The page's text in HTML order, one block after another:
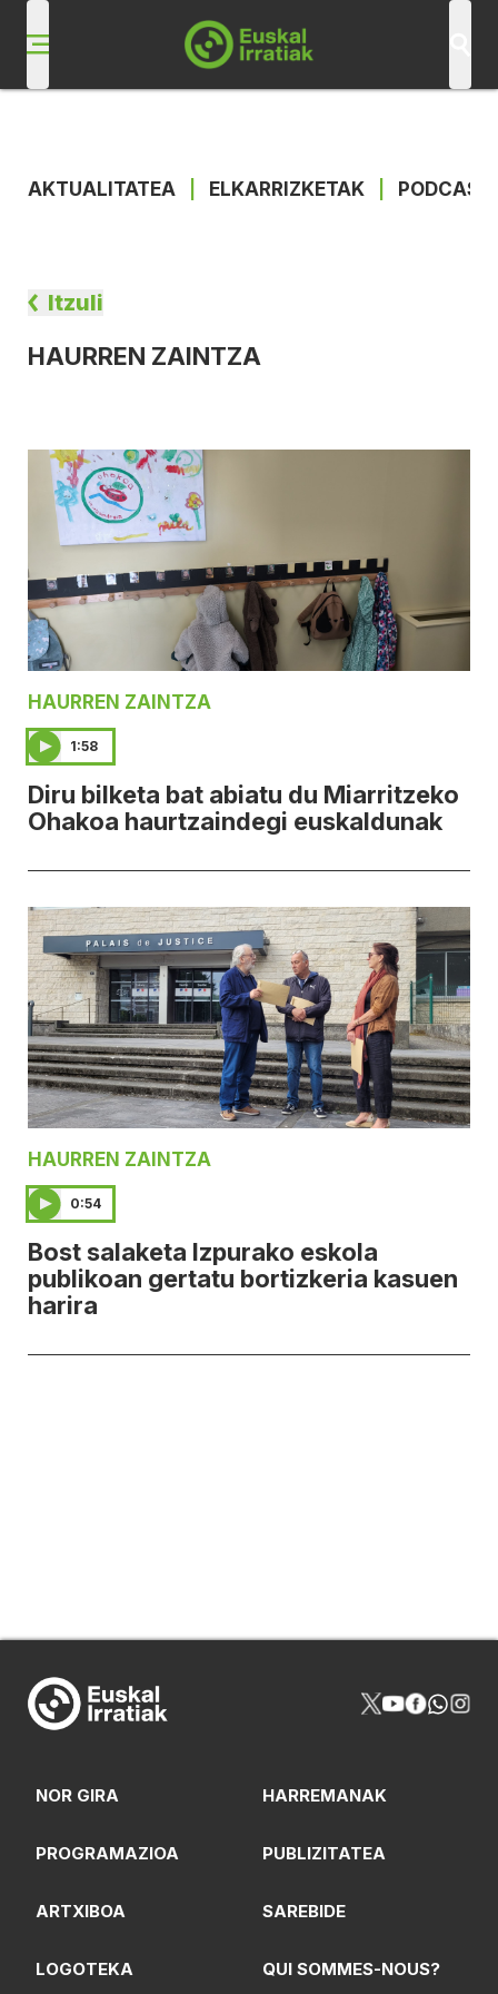
AKTUALITATEA ELKARRIZKETAK
Itzuli
HAURREN ZAINTZA
HAURREN ZAINTZA
1:58
Diru bilketa bat abiatu du Miarritzeko
Ohakoa haurtzaindegi euskaldunak
HAURREN ZAINTZA
0:54
Bost salaketa Izpurako eskola
publikoan gertatu bortizkeria kasuen
harira
NOR GIRA HARREMANAK
PROGRAMAZIOA PUBLIZITATEA
ARTXIBOA SAREBIDE
LOGOTEKA QUI SOMMES-NOUS?